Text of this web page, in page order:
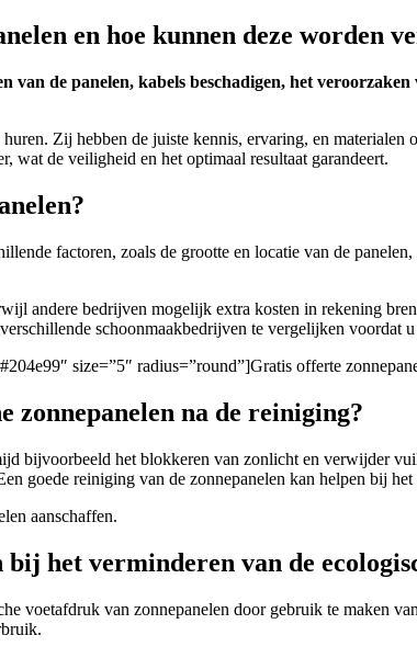
en hoe kunnen deze worden
van de panelen, kabels beschadigen, het
Zij hebben de juiste kennis, ervaring, en
wat de veiligheid en het optimaal resultaat garandeert.
factoren, zoals de grootte en locatie van de
andere bedrijven mogelijk extra kosten in rekening
schoonmaakbedrijven te vergelijken voordat u
size=”5″ radius=”round”]Gratis offerte
zonnepanelen na de reiniging?
bijvoorbeeld het blokkeren van zonlicht en verwijder
goede reiniging van de zonnepanelen kan helpen bij
aanschaffen.
het verminderen van de
voetafdruk van zonnepanelen door gebruik te maken